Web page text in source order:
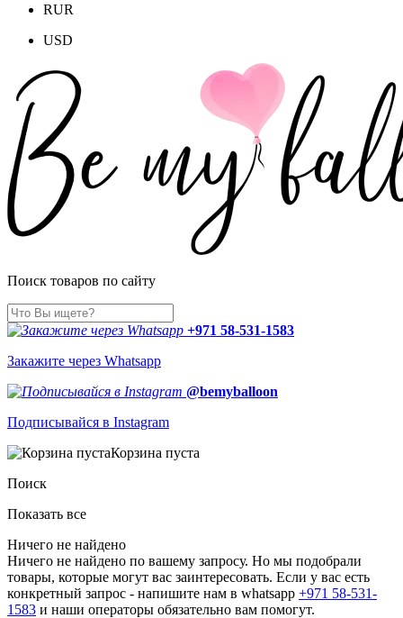
RUR
USD
Поиск товаров по сайту
+971 58-531-1583
Закажите через Whatsapp
@bemyballoon
Подписывайся в Instagram
Корзина пуста
Поиск
Показать все
Ничего не найдено
Ничего не найдено по вашему запросу. Но мы подобрали
товары, которые могут вас заинтересовать. Если у вас есть
конкретный запрос - напишите нам в whatsapp +971 58-531-
1583 и наши операторы обязательно вам помогут.